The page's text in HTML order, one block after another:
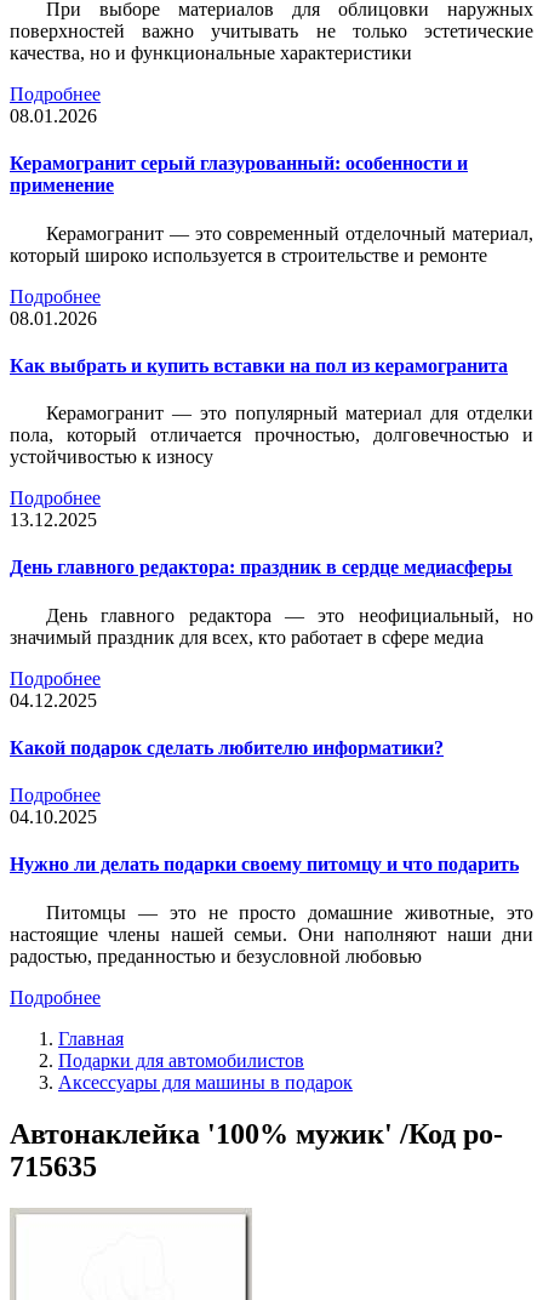
При выборе материалов для облицовки наружных
поверхностей важно учитывать не только эстетические
качества, но и функциональные характеристики
Подробнее
08.01.2026
Керамогранит серый глазурованный: особенности и
применение
Керамогранит — это современный отделочный материал,
который широко используется в строительстве и ремонте
Подробнее
08.01.2026
Как выбрать и купить вставки на пол из керамогранита
Керамогранит — это популярный материал для отделки
пола, который отличается прочностью, долговечностью и
устойчивостью к износу
Подробнее
13.12.2025
День главного редактора: праздник в сердце медиасферы
День главного редактора — это неофициальный, но
значимый праздник для всех, кто работает в сфере медиа
Подробнее
04.12.2025
Какой подарок сделать любителю информатики?
Подробнее
04.10.2025
Нужно ли делать подарки своему питомцу и что подарить
Питомцы — это не просто домашние животные, это
настоящие члены нашей семьи. Они наполняют наши дни
радостью, преданностью и безусловной любовью
Подробнее
Главная
Подарки для автомобилистов
Аксессуары для машины в подарок
Автонаклейка '100% мужик' /Код po-
715635